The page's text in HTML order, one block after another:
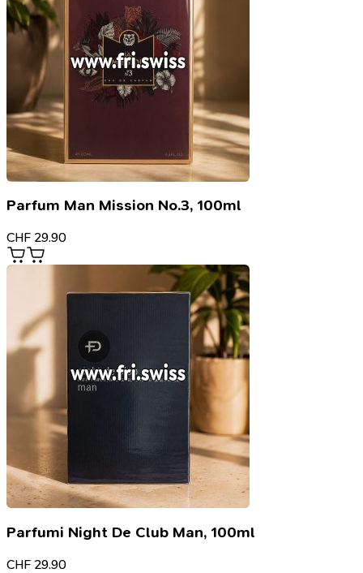
Parfum Man Mission No.3, 100ml
CHF 29.90
Parfumi Night De Club Man, 100ml
CHF 29.90